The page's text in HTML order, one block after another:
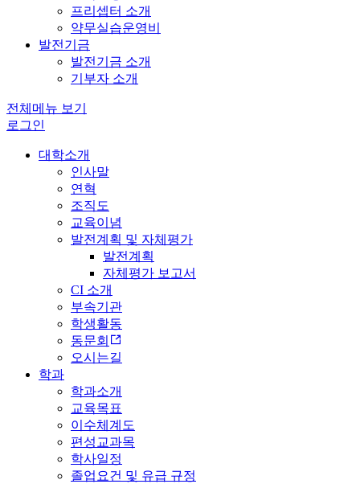
프리셉터 소개
약무실습운영비
발전기금
발전기금 소개
기부자 소개
전체메뉴 보기
로그인
대학소개
인사말
연혁
조직도
교육이념
발전계획 및 자체평가
발전계획
자체평가 보고서
CI 소개
부속기관
학생활동
동문회
오시는길
학과
학과소개
교육목표
이수체계도
편성교과목
학사일정
졸업요건 및 유급 규정